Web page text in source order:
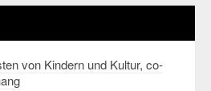
von Kindern und Kultur, co-